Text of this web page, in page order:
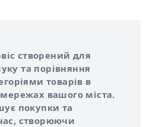
створений для
та порівняння
товарів в
вашого міста.
покупки та
створюючи